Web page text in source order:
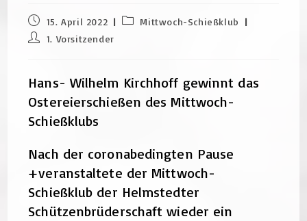
Beitrag
veröffentlicht:
15. April 2022
Beitrags-
Mittwoch-Schießklub
Beitrags-
1. Vorsitzender
Hans- Wilhelm Kirchhoff gewinnt das
Ostereierschießen des Mittwoch-
Schießklubs
Nach der coronabedingten Pause
+veranstaltete der Mittwoch-
Schießklub der Helmstedter
Schützenbrüderschaft wieder ein